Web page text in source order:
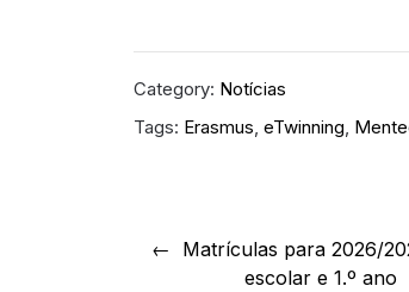
Category: Notícias
Tags: Erasmus, eTwinning,
NavegaçãoMatrículas para 2026/
escolar e 1.º ano